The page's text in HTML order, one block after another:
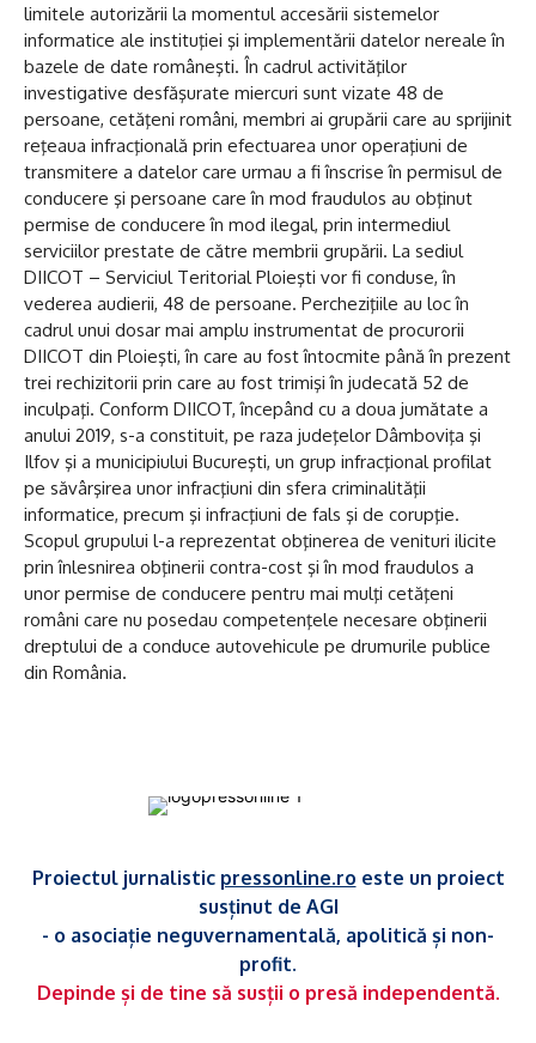
limitele autorizării la momentul accesării sistemelor
informatice ale instituţiei şi implementării datelor nereale în
bazele de date româneşti. În cadrul activităţilor
investigative desfăşurate miercuri sunt vizate 48 de
persoane, cetăţeni români, membri ai grupării care au sprijinit
reţeaua infracţională prin efectuarea unor operaţiuni de
transmitere a datelor care urmau a fi înscrise în permisul de
conducere şi persoane care în mod fraudulos au obţinut
permise de conducere în mod ilegal, prin intermediul
serviciilor prestate de către membrii grupării. La sediul
DIICOT – Serviciul Teritorial Ploieşti vor fi conduse, în
vederea audierii, 48 de persoane. Percheziţiile au loc în
cadrul unui dosar mai amplu instrumentat de procurorii
DIICOT din Ploieşti, în care au fost întocmite până în prezent
trei rechizitorii prin care au fost trimişi în judecată 52 de
inculpaţi. Conform DIICOT, începând cu a doua jumătate a
anului 2019, s-a constituit, pe raza judeţelor Dâmboviţa şi
Ilfov şi a municipiului Bucureşti, un grup infracţional profilat
pe săvârşirea unor infracţiuni din sfera criminalităţii
informatice, precum şi infracţiuni de fals şi de corupţie.
Scopul grupului l-a reprezentat obţinerea de venituri ilicite
prin înlesnirea obţinerii contra-cost şi în mod fraudulos a
unor permise de conducere pentru mai mulţi cetăţeni
români care nu posedau competenţele necesare obţinerii
dreptului de a conduce autovehicule pe drumurile publice
din România.
Proiectul jurnalistic pressonline.ro este un proiect
susținut de AGI
- o asociație neguvernamentală, apolitică și non-
profit.
Depinde și de tine să susții o presă independentă.